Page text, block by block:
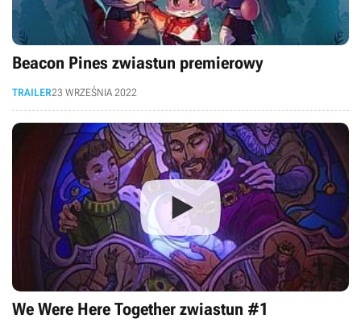
Beacon Pines zwiastun premierowy
TRAILER23 WRZEŚNIA 2022
We Were Here Together zwiastun #1